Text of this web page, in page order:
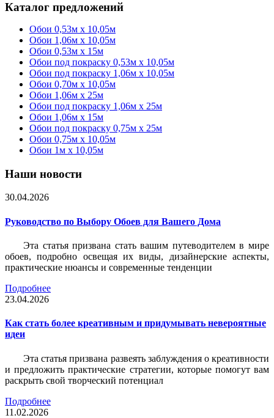
Каталог предложений
Обои 0,53м x 10,05м
Обои 1,06м х 10,05м
Обои 0,53м x 15м
Обои под покраску 0,53м x 10,05м
Обои под покраску 1,06м х 10,05м
Обои 0,70м x 10,05м
Обои 1,06м x 25м
Обои под покраску 1,06м x 25м
Обои 1,06м x 15м
Обои под покраску 0,75м x 25м
Обои 0,75м x 10,05м
Обои 1м х 10,05м
Наши новости
30.04.2026
Руководство по Выбору Обоев для Вашего Дома
Эта статья призвана стать вашим путеводителем в мире
обоев, подробно освещая их виды, дизайнерские аспекты,
практические нюансы и современные тенденции
Подробнее
23.04.2026
Как стать более креативным и придумывать невероятные
идеи
Эта статья призвана развеять заблуждения о креативности
и предложить практические стратегии, которые помогут вам
раскрыть свой творческий потенциал
Подробнее
11.02.2026